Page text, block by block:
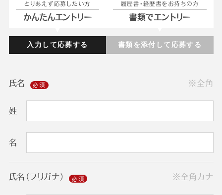
とりあえず応募したい方
かんたんエントリー
入力して応募する
履歴書・経歴書をお持ちの方
書類でエントリー
書類を添付して応募する
氏名
姓
名
※全角
氏名（フリガナ） ※全角カナ